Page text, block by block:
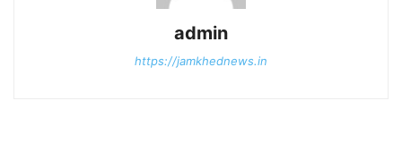
admin
https://jamkhednews.in